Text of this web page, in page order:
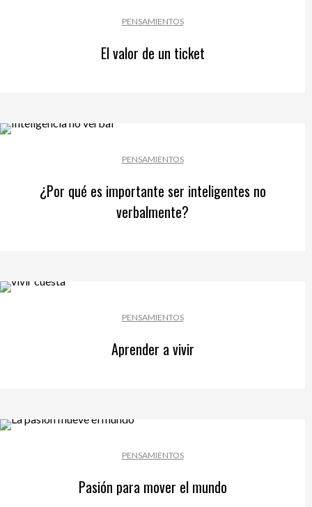
PENSAMIENTOS
El valor de un ticket
PENSAMIENTOS
¿Por qué es importante ser inteligentes no
verbalmente?
PENSAMIENTOS
Aprender a vivir
PENSAMIENTOS
Pasión para mover el mundo